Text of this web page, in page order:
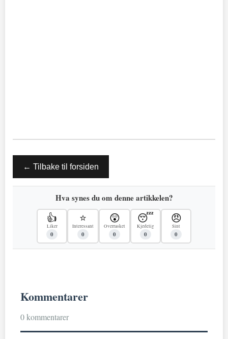
← Tilbake til forsiden
Hva synes du om denne artikkelen?
👍
Liker
0
⭐
Interessant
0
😲
Overrasket
0
😴
Kjedelig
0
😠
Sint
0
Kommentarer
0 kommentarer